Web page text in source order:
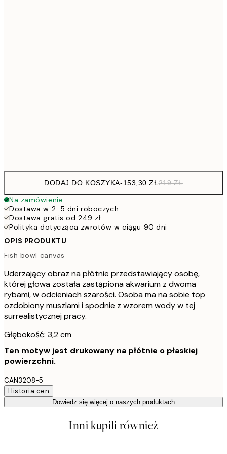
DODAJ DO KOSZYKA-153,30 ZŁ219 ZŁ
Na zamówienie
Dostawa w 2-5 dni roboczych
Dostawa gratis od 249 zł
Polityka dotycząca zwrotów w ciągu 90 dni
OPIS PRODUKTU
Fish bowl canvas
Uderzający obraz na płótnie przedstawiający osobę,
której głowa została zastąpiona akwarium z dwoma
rybami, w odcieniach szarości. Osoba ma na sobie top
ozdobiony muszlami i spodnie z wzorem wody w tej
surrealistycznej pracy.
Głębokość: 3,2 cm
Ten motyw jest drukowany na płótnie o płaskiej
powierzchni.
CAN3208-5
Historia cen
Dowiedz się więcej o naszych produktach
Inni kupili również